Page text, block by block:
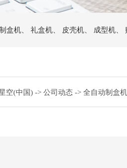
盒机 礼盒机 皮壳机 成型机
空(中国) -> 公司动态 -> 全自动制盒